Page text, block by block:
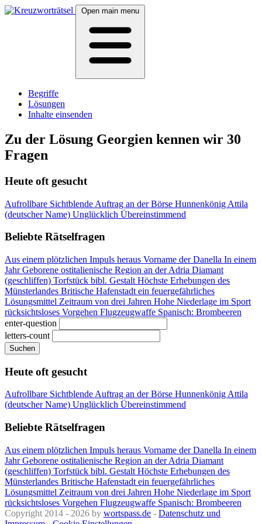
Open main menu
Begriffe
Lösungen
Inhalte einsenden
Zu der Lösung Georgien kennen wir 30
Fragen
Heute oft gesucht
Aufrollbare Sichtblende Auftrag an der Börse Hunnenkönig Attila
(deutscher Name) Unglücklich Übereinstimmend
Beliebte Rätselfragen
Aus einem plötzlichen Impuls heraus Vorname der Danella In einem
Jahr Geborene ostitalienische Region an der Adria Diamant
(geschliffen) Torfstück bibl. Gestalt Höchste Erhebungen des
Münsterlandes Britische Hafenstadt ein feuergefährliches
Lösungsmittel Zeitraum von drei Jahren Hohe Niederlage im Sport
rücksichtsloses Vorgehen Flugzeugwaffe Spanisch: Brombeeren
enter-question
letters-count
Suchen
Heute oft gesucht
Aufrollbare SichtblendeAuftrag an der Börse Hunnenkönig Attila
(deutscher Name) Unglücklich Übereinstimmend
Beliebte Rätselfragen
Aus einem plötzlichen Impuls heraus Vorname der Danella In einem
Jahr Geborene ostitalienische Region an der Adria Diamant
(geschliffen) Torfstück bibl. Gestalt Höchste Erhebungen des
Münsterlandes Britische Hafenstadt ein feuergefährliches
Lösungsmittel Zeitraum von drei Jahren Hohe Niederlage im Sport
rücksichtsloses Vorgehen Flugzeugwaffe Spanisch: Brombeeren
Copyright 2014 - 2026 by wortspass.de - Datenschutz und